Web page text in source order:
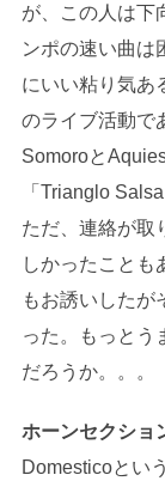
が、この人は下
ンポの速い曲は
にいい粘り気あ
のライブ活動で
Somoroと
「Trianglo
ただ、連絡が取
しかったことも
もお誘いしたが
った。もっとう
だろうか。。。
ホーンセクショ
Domesticoとい